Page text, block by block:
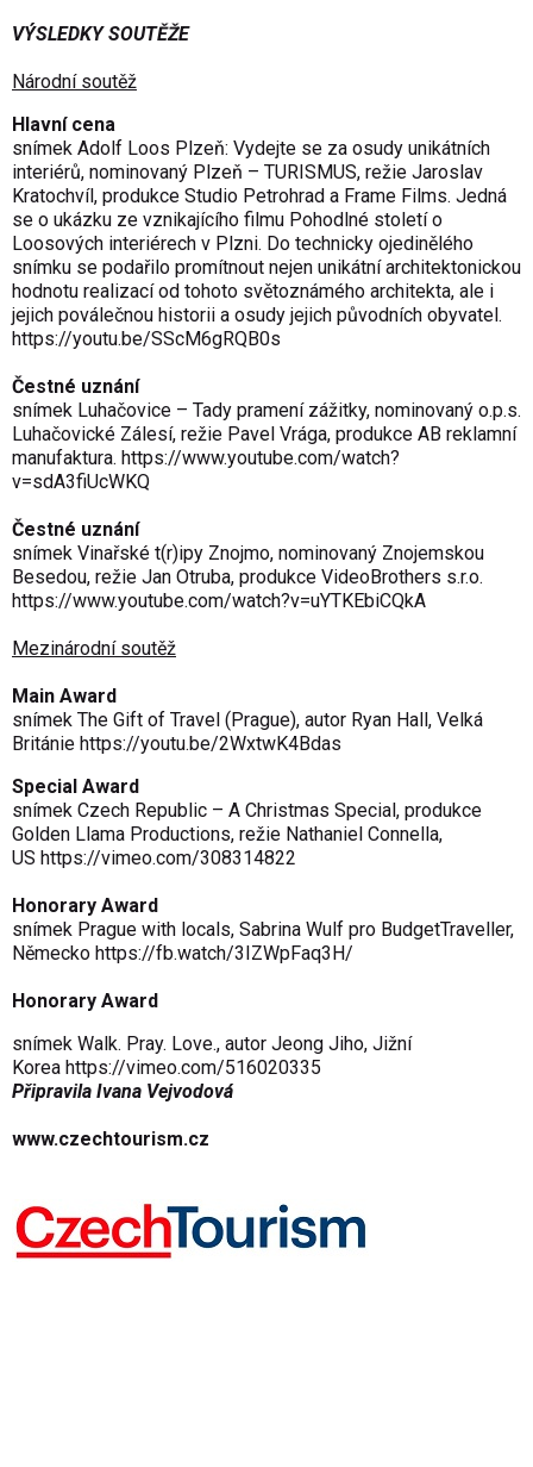
VÝSLEDKY SOUTĚŽE
Národní soutěž
Hlavní cena
snímek Adolf Loos Plzeň: Vydejte se za osudy unikátních
interiérů, nominovaný Plzeň – TURISMUS, režie Jaroslav
Kratochvíl, produkce Studio Petrohrad a Frame Films. Jedná
se o ukázku ze vznikajícího filmu Pohodlné století o
Loosových interiérech v Plzni. Do technicky ojedinělého
snímku se podařilo promítnout nejen unikátní architektonickou
hodnotu realizací od tohoto světoznámého architekta, ale i
jejich poválečnou historii a osudy jejich původních obyvatel.
https://youtu.be/SScM6gRQB0s
Čestné uznání
snímek Luhačovice – Tady pramení zážitky, nominovaný o.p.s.
Luhačovické Zálesí, režie Pavel Vrága, produkce AB reklamní
manufaktura. https://www.youtube.com/watch?
v=sdA3fiUcWKQ
Čestné uznání
snímek Vinařské t(r)ipy Znojmo, nominovaný Znojemskou
Besedou, režie Jan Otruba, produkce VideoBrothers s.r.o.
https://www.youtube.com/watch?v=uYTKEbiCQkA
Mezinárodní soutěž
Main Award
snímek The Gift of Travel (Prague), autor Ryan Hall, Velká
Británie https://youtu.be/2WxtwK4Bdas
Special Award
snímek Czech Republic – A Christmas Special, produkce
Golden Llama Productions, režie Nathaniel Connella,
US https://vimeo.com/308314822
Honorary Award
snímek Prague with locals, Sabrina Wulf pro BudgetTraveller,
Německo https://fb.watch/3IZWpFaq3H/
Honorary Award
snímek Walk. Pray. Love., autor Jeong Jiho, Jižní
Korea https://vimeo.com/516020335
Připravila Ivana Vejvodová
www.czechtourism.cz